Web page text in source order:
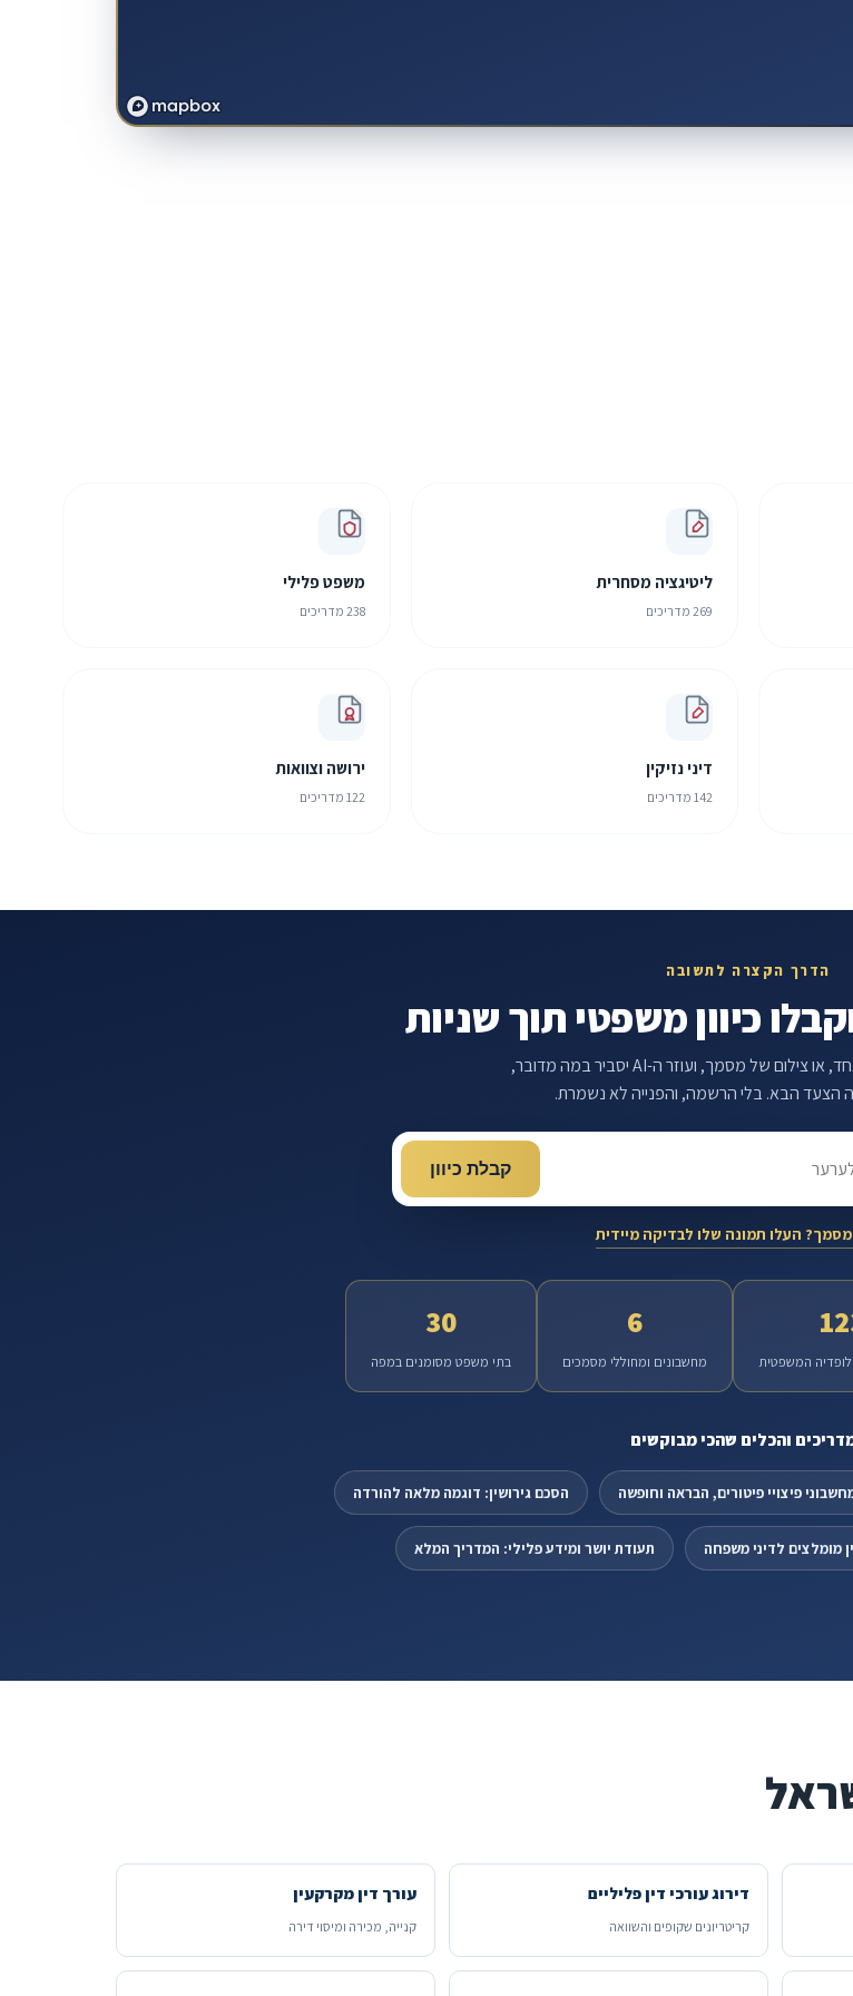
ליטיגציה מסחרית
269 מדריכים
משפט פלילי
238 מדריכים
דיני נזיקין
142 מדריכים
ירושה וצוואות
122 מדריכים
הדרך הקצרה לתשובה
כיוון משפטי תוך שניות
תיאור קצר במשפט אחד, או צילום של מסמך, ועוזר ה-AI יסביר במה מדובר,
הצעד הבא. בלי הרשמה, והפנייה לא נשמרת.
קבלת כיוון
העלו תמונה שלו לבדיקה מיידית
המשפטית
6
מחשבונים ומחוללי מסמכים
30
בתי משפט מסומנים במפה
והכלים שהכי מבוקשים
פיצויי פיטורים, הבראה וחופשה הסכם גירושין: דוגמה מלאה להורדה
מומלצים לדיני משפחה תעודת יושר ומידע פלילי: המדריך המלא
דירוג עורכי דין פליליים
קריטריונים שקופים והשוואה
עורך דין מקרקעין
קנייה, מכירה ומיסוי דירה